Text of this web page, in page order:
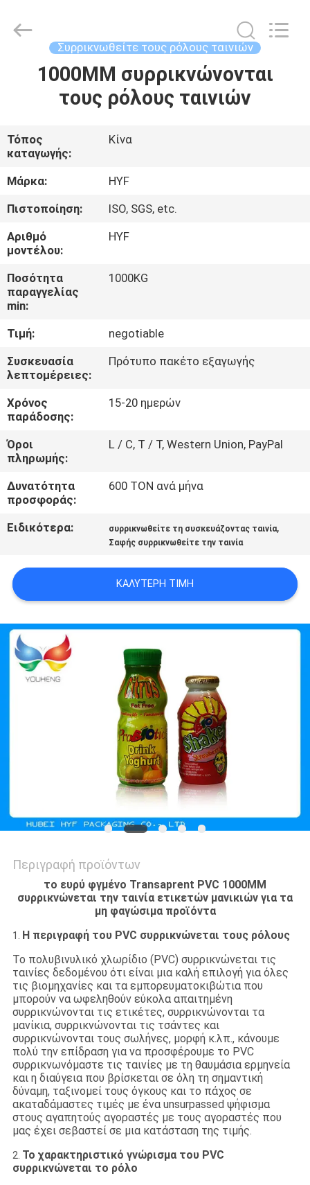
ΣΠΊΤΙ
ΒΊΝΤΕΟ
ΠΕΡΊΠΟΥ
ΕΜΕΊΣ
ΓΎΡΟΣ
ΕΡΓΟΣΤΑΣΊΩΝ
ΠΟΙΟΤΙΚΌΣ
ΈΛΕΓΧΟΣ
ΜΑΣ
ΕΛΆΤΕ
ΣΕ
ΕΠΑΦΉ
ΜΕ
ΖΗΤΉΣΤΕ
ΑΠΌΣΠΑΣΜΑ
SITEMAP
ΑΠΟΡΡΉΤΟΥ
Packaging
Συρρικνωθείτε τους ρόλους ταινιών
1000MM συρρικνώνονται
τους ρόλους ταινιών
Τόπος
καταγωγής:
Κίνα
Μάρκα:
HYF
Πιστοποίηση:
ISO, SGS, etc.
Αριθμό
μοντέλου:
HYF
Ποσότητα
παραγγελίας
min:
1000KG
Τιμή:
negotiable
Συσκευασία
λεπτομέρειες:
Πρότυπο πακέτο εξαγωγής
Χρόνος
παράδοσης:
15-20 ημερών
Όροι
πληρωμής:
L / C, T / T, Western Union, PayPal
Δυνατότητα
προσφοράς:
600 ΤΟΝ ανά μήνα
Ειδικότερα: συρρικνωθείτε τη συσκευάζοντας ταινία,
Σαφής συρρικνωθείτε την ταινία
ΚΑΛΎΤΕΡΗ ΤΙΜΉ
Περιγραφή προϊόντων
το ευρύ φγμένο Transaprent PVC 1000MM
συρρικνώνεται την ταινία ετικετών μανικιών για τα
μη φαγώσιμα προϊόντα
1. Η περιγραφή του PVC συρρικνώνεται τους ρόλους
Το πολυβινυλικό χλωρίδιο (PVC) συρρικνώνεται τις
ταινίες δεδομένου ότι είναι μια καλή επιλογή για όλες
τις βιομηχανίες και τα εμπορευματοκιβώτια που
μπορούν να ωφεληθούν εύκολα απαιτημένη
συρρικνώνονται τις ετικέτες, συρρικνώνονται τα
μανίκια, συρρικνώνονται τις τσάντες και
συρρικνώνονται τους σωλήνες, μορφή κ.λπ., κάνουμε
πολύ την επίδραση για να προσφέρουμε το PVC
συρρικνωνόμαστε τις ταινίες με τη θαυμάσια ερμηνεία
και η διαύγεια που βρίσκεται σε όλη τη σημαντική
δύναμη, ταξινομεί τους όγκους και το πάχος σε
ακαταδάμαστες τιμές με ένα unsurpassed ψήφισμα
στους αγαπητούς αγοραστές με τους αγοραστές που
μας έχει σεβαστεί σε μια κατάσταση της τιμής.
2. Το χαρακτηριστικό γνώρισμα του PVC
συρρικνώνεται το ρόλο